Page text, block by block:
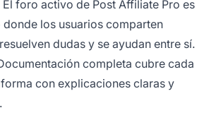
El foro activo de Post Affiliate Pro es
los usuarios comparten
dudas y se ayudan entre sí.
completa cubre cada
con explicaciones claras y